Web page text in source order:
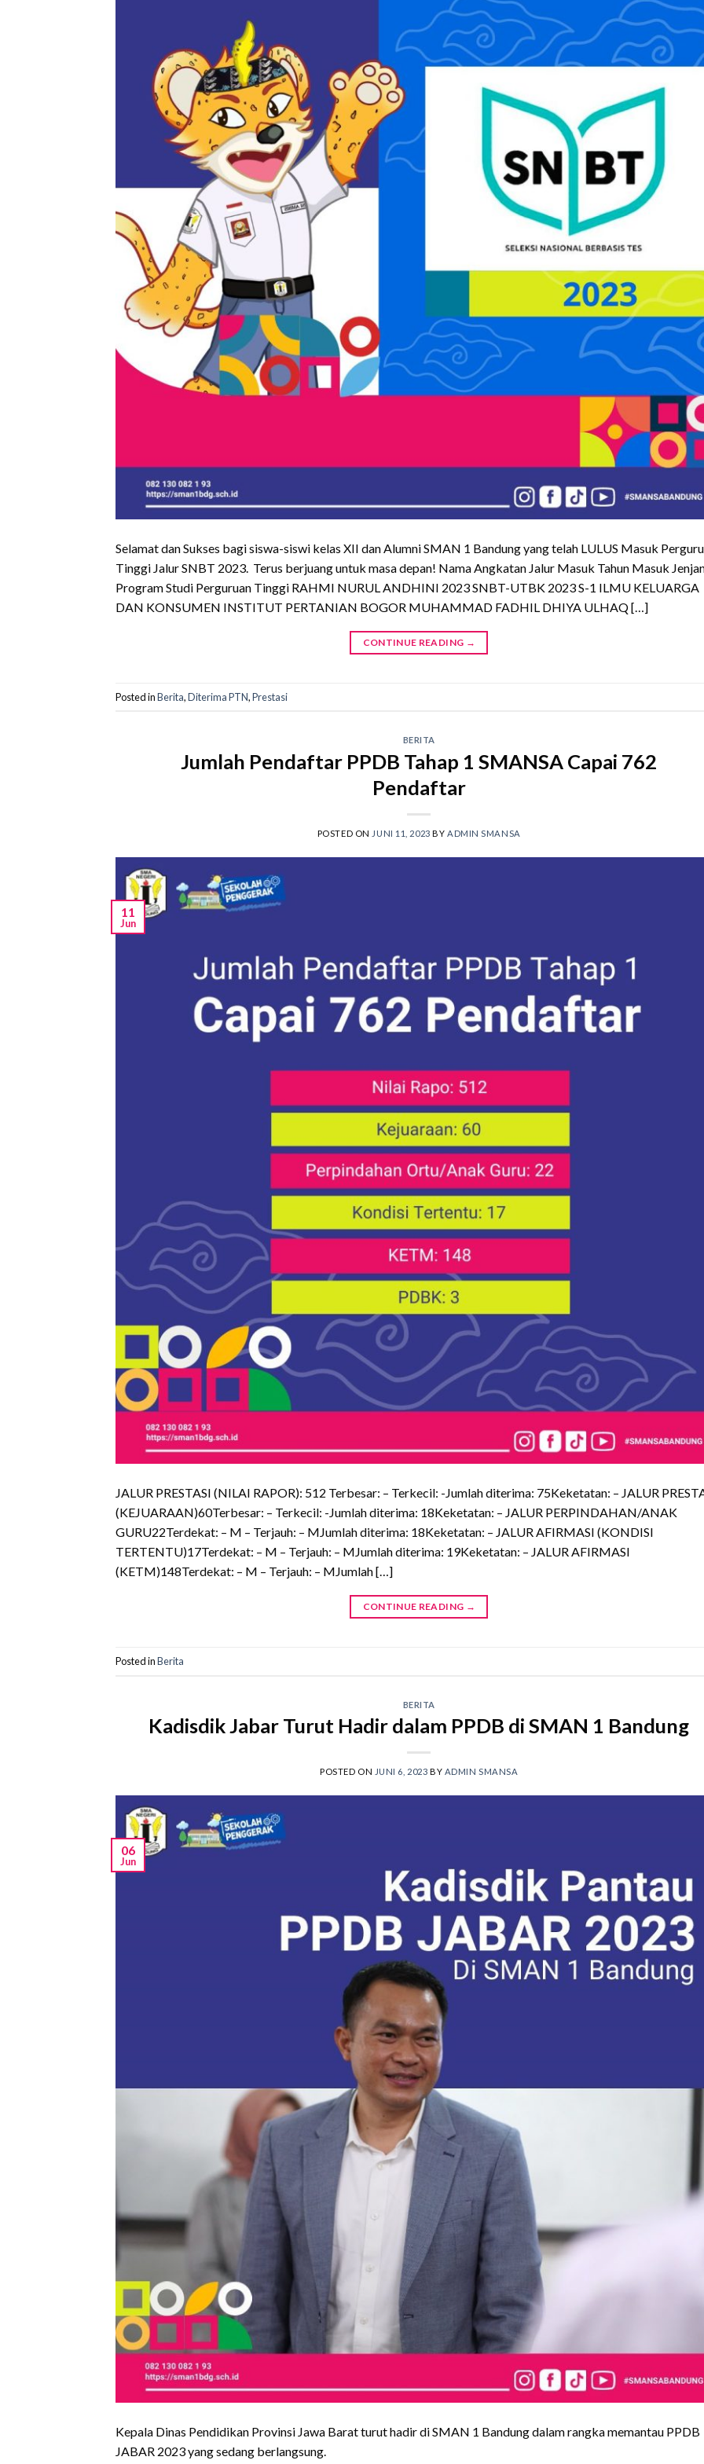
Selamat dan Sukses bagi siswa-siswi kelas XII dan Alumni SMAN 1 Bandung yang telah LULUS Masuk
Tinggi Jalur SNBT 2023. Terus berjuang untuk masa depan! Nama Angkatan Jalur Masuk Tahun Masuk
Program Studi Perguruan Tinggi RAHMI NURUL ANDHINI 2023 SNBT-UTBK 2023 S-1 ILMU KELUARGA
DAN KONSUMEN INSTITUT PERTANIAN BOGOR MUHAMMAD FADHIL DHIYA ULHAQ […]
CONTINUE READING →
Posted inBerita,Diterima PTN,Prestasi
BERITA
Jumlah Pendaftar PPDB Tahap 1 SMANSA Capai 762
Pendaftar
POSTED ON JUNI 11, 2023 BY ADMIN SMANSA
11
Jun
JALUR PRESTASI (NILAI RAPOR): 512 Terbesar: – Terkecil: -Jumlah diterima: 75Keketatan: – JALUR
(KEJUARAAN)60Terbesar: – Terkecil: -Jumlah diterima: 18Keketatan: – JALUR PERPINDAHAN/ANAK
GURU22Terdekat: – M – Terjauh: – MJumlah diterima: 18Keketatan: – JALUR AFIRMASI (KONDISI
TERTENTU)17Terdekat: – M – Terjauh: – MJumlah diterima: 19Keketatan: – JALUR AFIRMASI
(KETM)148Terdekat: – M – Terjauh: – MJumlah […]
CONTINUE READING →
Posted inBerita
BERITA
Kadisdik Jabar Turut Hadir dalam PPDB di SMAN 1 Bandung
POSTED ON JUNI 6, 2023 BY ADMIN SMANSA
06
Jun
Kepala Dinas Pendidikan Provinsi Jawa Barat turut hadir di SMAN 1 Bandung dalam rangka memantau PPDB
JABAR 2023 yang sedang berlangsung.